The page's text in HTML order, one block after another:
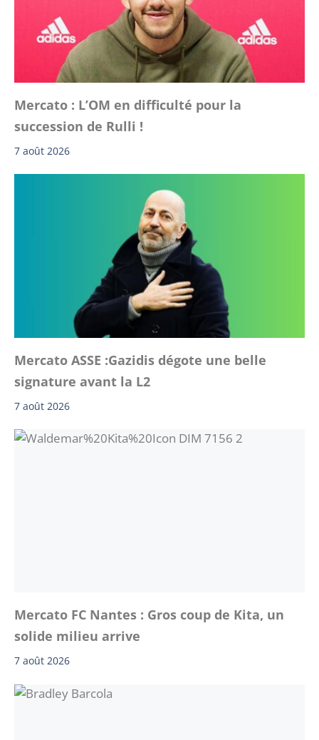
Mercato : L’OM en difficulté pour la
succession de Rulli !
7 août 2026
Mercato ASSE :Gazidis dégote une belle
signature avant la L2
7 août 2026
Mercato FC Nantes : Gros coup de Kita, un
solide milieu arrive
7 août 2026